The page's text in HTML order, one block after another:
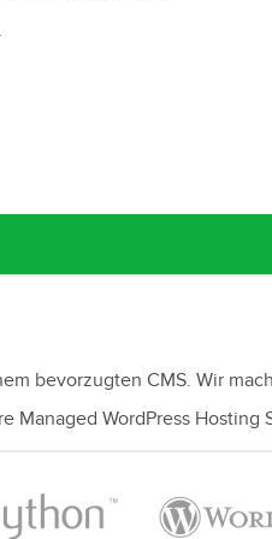
bevorzugten CMS. Wir
Managed WordPress Hosting